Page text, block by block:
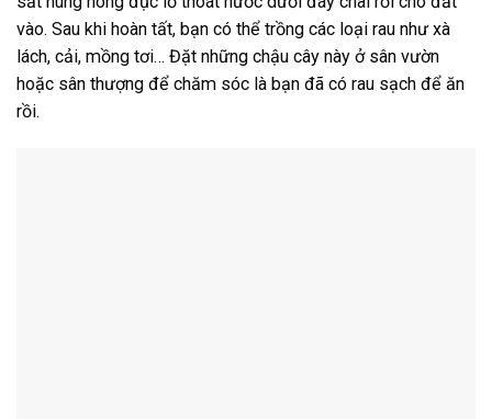
vào. Sau khi hoàn tất, bạn có thể trồng các loại rau như xà
lách, cải, mồng tơi… Đặt những chậu cây này ở sân vườn
hoặc sân thượng để chăm sóc là bạn đã có rau sạch để ăn
rồi.